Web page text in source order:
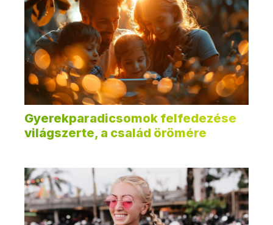
Gyerekparadicsomok felfedezése
világszerte, a család örömére